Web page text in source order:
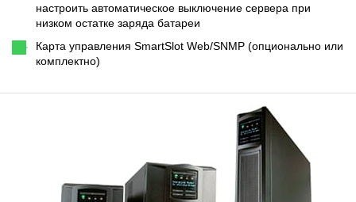
настроить автоматическое выключение сервера при
низком остатке заряда батареи
Карта управления SmartSlot Web/SNMP (опционально или
комплектно)